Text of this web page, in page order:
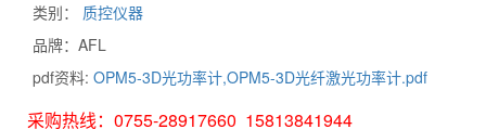
类别：
质控仪器
品牌：AFL
pdf资料: OPM5-3D光功率计,OPM5-3D光纤激光功率计.pdf
采购热线：0755-28917660 15813841944